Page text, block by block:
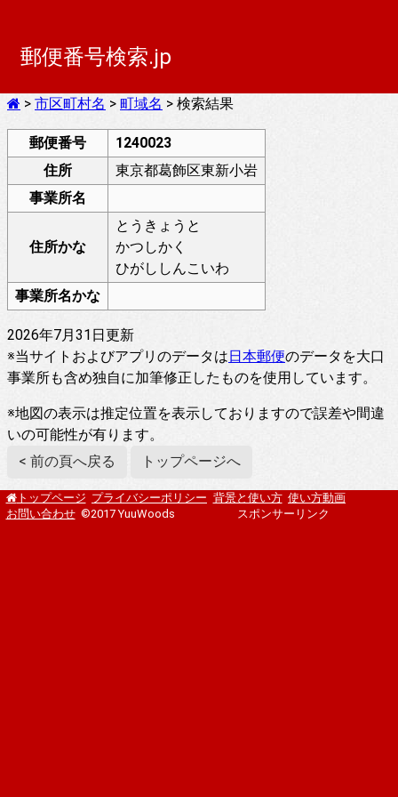
郵便番号検索.jp
> 市区町村名 > 町域名 > 検索結果
郵便番号
1240023
住所
東京都葛飾区東新小岩
事業所名
住所かな
とうきょうと
かつしかく
ひがししんこいわ
事業所名かな
2026年7月31日更新
※当サイトおよびアプリのデータは日本郵便のデータを大口
事業所も含め独自に加筆修正したものを使用しています。
※地図の表示は推定位置を表示しておりますので誤差や間違
いの可能性が有ります。
< 前の頁へ戻る
トップページへ
トップページ プライバシーポリシー 背景と使い方 使い方動画
お問い合わせ ©2017 YuuWoods スポンサーリンク